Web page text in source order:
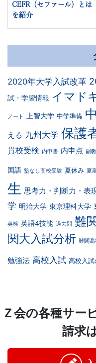
CEFR（セファール）と
を紹介
2020年大学入試改革
試・学習情報 イマド
ノート 上智大学 中学準備
える 九州大学 保護
貫校受検 内申書 内申点 副
国語 塾なし高校受験 夏休み 夏
生 思考力・判断力・表
学 明治大学 東京理科大学
英検 英語4技能 過去問 難
関大入試分析 難関高
勉強法 高校入試 高校入
Ｚ会の各種サー
請求